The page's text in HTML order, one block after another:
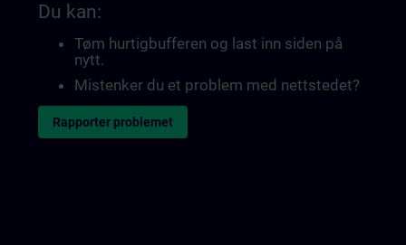
Du kan:
Tøm hurtigbufferen og last inn siden på
nytt.
Mistenker du et problem med nettstedet?
Rapporter problemet